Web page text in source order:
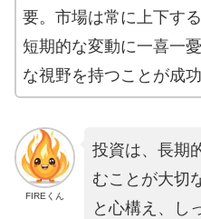
要。市場は常に上下す
短期的な変動に一喜一
な視野を持つことが成
FIREくん
投資は、長期
むことが大切
と心構え、し